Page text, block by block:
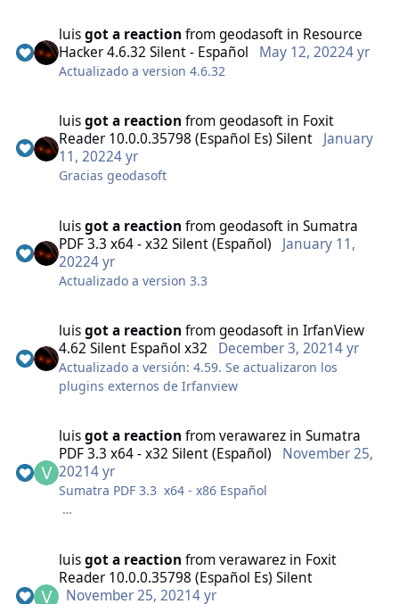
Windows.
Se agregaron 9 temas nuevos por cortesia de
geodasoft.
Cambios en esta versión visitar el sitio web del autor.
Nombre: IView_PlugShell_Silent_Es.exe
Name: IView_PlugShell_Silent_Es.exe
CRC32: 34c4715
MD5: 7c4f35cfb4121a3504d83133d842baa5
SHA-1:
7dfbf65c27e712c77b06aaa268eb8b03eb2a9945
edeff8a0298dfffb329
Homepage Irfanview
luisgot a reaction fromgeodasoft in Resource
Hacker 4.6.32 Silent - Español
May 12, 20224 yr
Actualizado a version 4.6.32
luisgot a reaction fromgeodasoft in Foxit
Reader 10.0.0.35798 (Español Es) Silent
January
11, 20224 yr
Gracias geodasoft
luisgot a reaction fromgeodasoft inSumatra
PDF 3.3 x64 - x32 Silent (Español)
January 11,
20224 yr
Actualizado a version 3.3
luisgot a reaction fromgeodasoft inIrfanView
4.62 Silent Español x32
December 3, 20214 yr
Actualizado a versión: 4.59. Se actualizaron los
plugins externos de Irfanview
luisgot a reaction fromverawarez inSumatra
PDF 3.3 x64 - x32 Silent (Español)
November 25,
20214 yr
Sumatra PDF 3.3 x64 - x86 Español
Nombre: SumatraPDF_Silent.exe
luisgot a reaction fromverawarez in Foxit
Reader 10.0.0.35798 (Español Es) Silent
November 25, 20214 yr